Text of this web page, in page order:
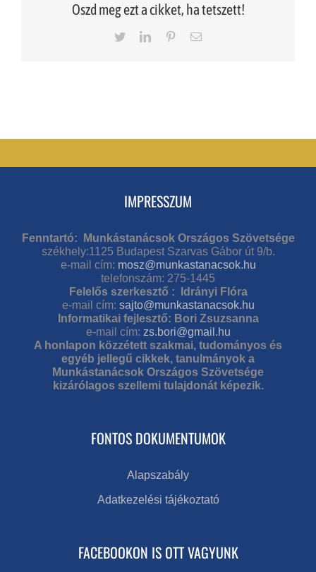
Oszd meg ezt a cikket, ha tetszett!
TwitterLinkedInPinterestEmail
IMPRESSZUM
Fenntartó: Munkástanácsok Országos Szövetsége
székhely:1125 Budapest Szarvas Gábor út 9/b.
e-mail cím: mosz@munkastanacsok.hu
telefonszám: 275-1445
Felelős szerkesztő : Idrányi Flóra
e-mail cím: sajto@munkastanacsok.hu
Informatikai fejlesztő: Bori Zsuzsanna
e-mail cím: zs.bori@gmail.hu
A honlapon közzétett szakmai, tudományos és
egyéb jellegű cikkek, tanulmányok a
Munkástanácsok Országos Szövetsége
kizárólagos szellemi tulajdonát képezik.
FONTOS DOKUMENTUMOK
Alapszabály
Adatkezelési tájékoztató
FACEBOOKON IS OTT VAGYUNK